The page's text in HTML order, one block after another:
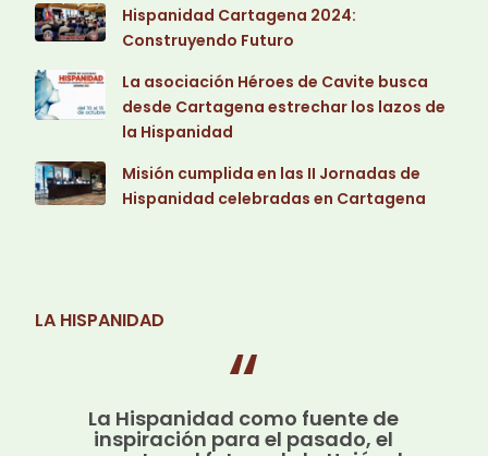
Hispanidad Cartagena 2024:
Construyendo Futuro
La asociación Héroes de Cavite busca
desde Cartagena estrechar los lazos de
la Hispanidad
Misión cumplida en las II Jornadas de
Hispanidad celebradas en Cartagena
LA HISPANIDAD
La Hispanidad como fuente de
inspiración para el pasado, el